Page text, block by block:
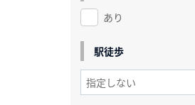
あり
駅徒歩